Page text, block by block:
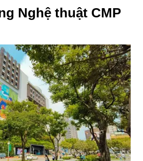
Nghệ thuật CMP